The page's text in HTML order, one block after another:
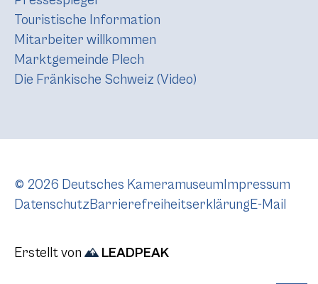
Touristische Information
Mitarbeiter willkommen
Marktgemeinde Plech
Die Fränkische Schweiz (Video)
© 2026 Deutsches KameramuseumImpressum
DatenschutzBarrierefreiheitserklärungE-Mail
Erstellt von LEADPEAK